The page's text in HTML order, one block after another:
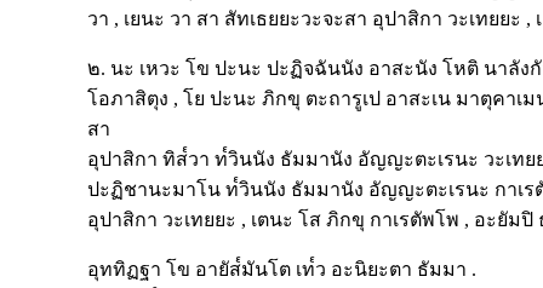
วา , เยนะ วา สา สัทเธยยะวะจะสา อุปาสิกา วะเทยยะ
๒. นะ เหวะ โข ปะนะ ปะฏิจฉันนัง อาสะนัง โหติ นาลั
โอภาสิตุง , โย ปะนะ ภิกขุ ตะถารูเป อาสะเน มาตุคาเ
สา
อุปาสิกา ทิส๎วา ท๎วินนัง ธัมมานัง อัญญะตะเรนะ วะเทย
ปะฏิชานะมาโน ท๎วินนัง ธัมมานัง อัญญะตะเรนะ กาเรตั
อุปาสิกา วะเทยยะ , เตนะ โส ภิกขุ กาเรตัพโพ , อะยัม
อุททิฏฐา โข อายัส๎มันโต เท๎ว อะนิยะตา ธัมมา .